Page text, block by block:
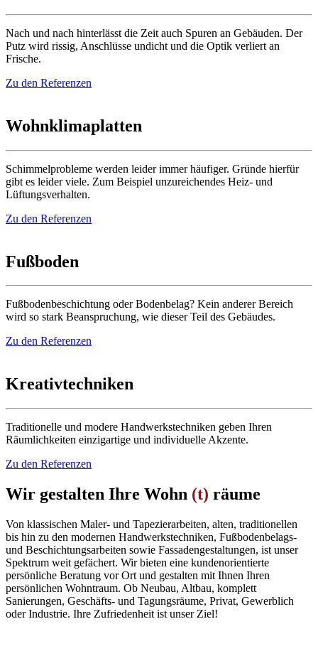
Nach und nach hinterlässt die Zeit auch Spuren an Gebäuden. Der
Putz wird rissig, Anschlüsse undicht und die Optik verliert an
Frische.
Zu den Referenzen
Wohnklimaplatten
Schimmelprobleme werden leider immer häufiger. Gründe hierfür
gibt es leider viele. Zum Beispiel unzureichendes Heiz- und
Lüftungsverhalten.
Zu den Referenzen
Fußboden
Fußbodenbeschichtung oder Bodenbelag? Kein anderer Bereich
wird so stark Beanspruchung, wie dieser Teil des Gebäudes.
Zu den Referenzen
Kreativtechniken
Traditionelle und modere Handwerkstechniken geben Ihren
Räumlichkeiten einzigartige und individuelle Akzente.
Zu den Referenzen
Wir gestalten Ihre Wohn (t) räume
Von klassischen Maler- und Tapezierarbeiten, alten, traditionellen
bis hin zu den modernen Handwerkstechniken, Fußbodenbelags-
und Beschichtungsarbeiten sowie Fassadengestaltungen, ist unser
Spektrum weit gefächert. Wir bieten eine kundenorientierte
persönliche Beratung vor Ort und gestalten mit Ihnen Ihren
persönlichen Wohntraum. Ob Neubau, Altbau, komplett
Sanierungen, Geschäfts- und Tagungsräume, Privat, Gewerblich
oder Industrie. Ihre Zufriedenheit ist unser Ziel!